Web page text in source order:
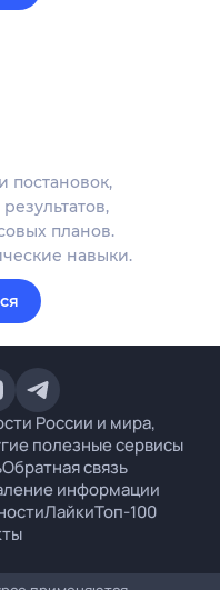
постановок,
планов.
навыки.
России и мира,
полезные сервисы
Обратная связь
информации
ЛайкиТоп-100